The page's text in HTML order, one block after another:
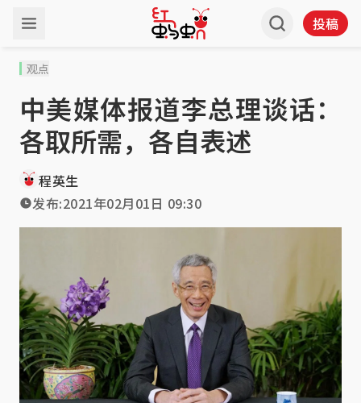
投稿
观点
中美媒体报道李总理谈话：
各取所需，各自表述
程英生
发布:2021年02月01日 09:30